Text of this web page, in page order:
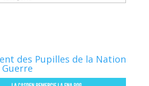
des Pupilles de la Nation